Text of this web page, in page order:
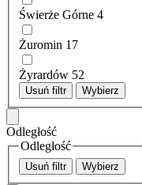
Świerże Górne 4
Żuromin 17
Żyrardów 52
Usuń filtr Wybierz
Odległość
Odległość
Usuń filtr Wybierz